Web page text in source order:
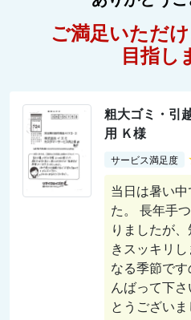
ご満足いただ
目指し
粗大ゴミ・引
用 Ｋ様
サービス満足度
当日は暑い
た。 長年手
りましたが
きスッキリ
なる季節で
んばって下
とうございま